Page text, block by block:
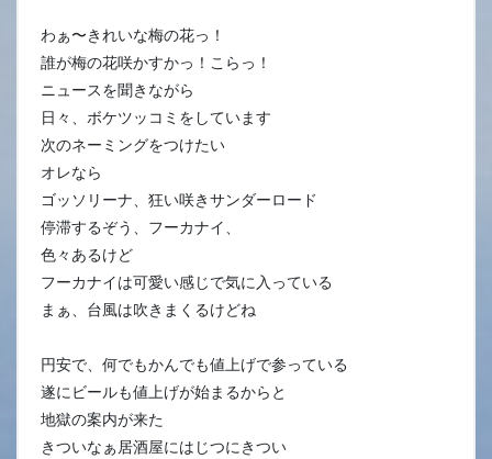
わぁ〜きれいな梅の花っ！
誰が梅の花咲かすかっ！こらっ！
ニュースを聞きながら
日々、ボケツッコミをしています
次のネーミングをつけたい
オレなら
ゴッソリーナ、狂い咲きサンダーロード
停滞するぞう、フーカナイ、
色々あるけど
フーカナイは可愛い感じで気に入っている
まぁ、台風は吹きまくるけどね
円安で、何でもかんでも値上げで参っている
遂にビールも値上げが始まるからと
地獄の案内が来た
きついなぁ居酒屋にはじつにきつい